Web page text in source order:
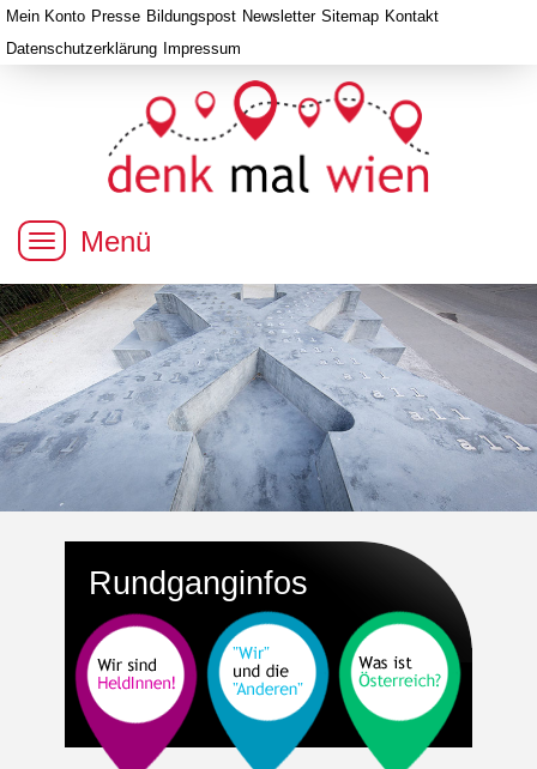
Menü
Mein Konto Presse Bildungspost Newsletter Sitemap Kontakt
Datenschutzerklärung Impressum
Rundganginfos